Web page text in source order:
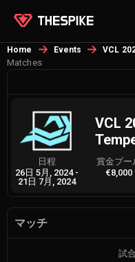
Home Events VCL
Matches
VCL
日程
26日 5月, 2024 -
21日 7月, 2024
賞金プー
€8,000
マッチ
試